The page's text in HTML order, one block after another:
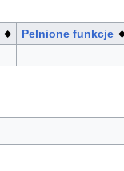
Pelnione funkcje